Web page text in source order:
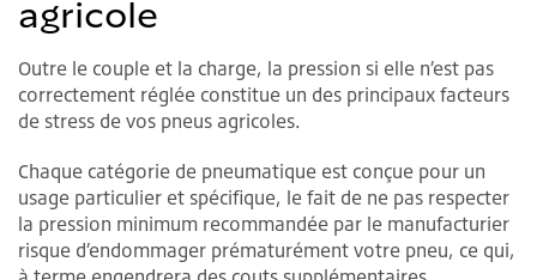
agricole
Outre le couple et la charge, la pression si elle n’est pas
correctement réglée constitue un des principaux facteurs
de stress de vos pneus agricoles.
Chaque catégorie de pneumatique est conçue pour un
usage particulier et spécifique, le fait de ne pas respecter
la pression minimum recommandée par le manufacturier
risque d’endommager prématurément votre pneu, ce qui,